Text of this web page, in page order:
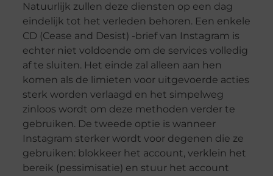
Natuurlijk zullen deze diensten op een dag
eindelijk tot het verleden behoren. Een enkele
CD (Cease and Desist) -brief van Instagram is
echter niet voldoende om de services volledig
af te sluiten. Het einde zal alleen aan hen
komen als de limieten voor uitgevoerde acties
sterk worden verlaagd en het simpelweg
zinloos wordt om deze methoden verder te
gebruiken. De tweede optie is wanneer
Instagram sterker wordt voor degenen die ze
gebruiken: blokkeer het account, verklein het
bereik (pessimisatie) en stuur het account